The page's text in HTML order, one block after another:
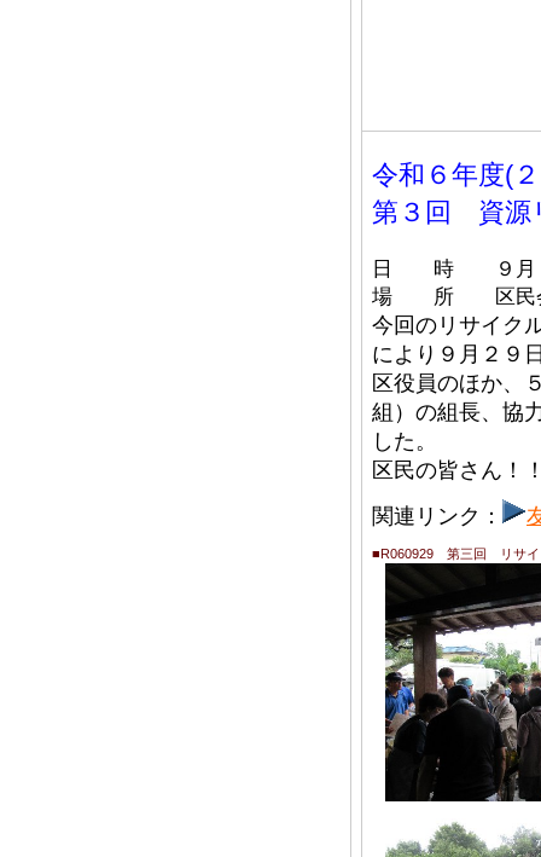
令和６年度(
第３回 資源
日 時 ９月２
場 所 区民
今回のリサイク
により９月２９
区役員のほか、
組）の組長、協
した。
区民の皆さん！
関連リンク：
■R060929 第三回 リサイ